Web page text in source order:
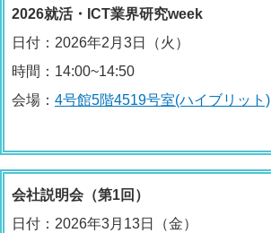
2026就活・ICT業界研究week
日付：2026年2月3日（火）
時間：14:00~14:50
会場： 4号館5階4519号室(ハイブリット)
会社説明会（第1回）
日付：2026年3月13日（金）